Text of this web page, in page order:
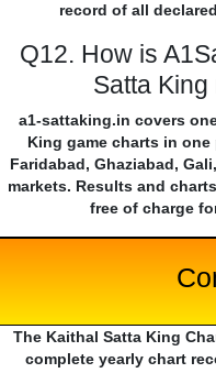
record of all
Q12. How is
Satta
a1-sattaking.in covers
King game charts in
Faridabad, Ghaziabad,
markets. Results and
free of charge
The Kaithal Satta King
complete yearly chart